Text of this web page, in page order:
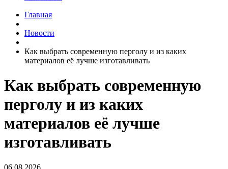
Главная
Новости
Как выбрать современную перголу и из каких
материалов её лучше изготавливать
Как выбрать современную
перголу и из каких
материалов её лучше
изготавливать
06.08.2026